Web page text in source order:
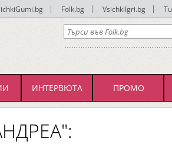
Folk.bg VsichkiIgri.bg
ИНТЕРВЮТА ПРОМО